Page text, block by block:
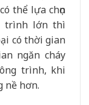
thể lựa chọn
trình lớn thì
có thời gian
ngăn cháy
trình, khi
nề hơn.